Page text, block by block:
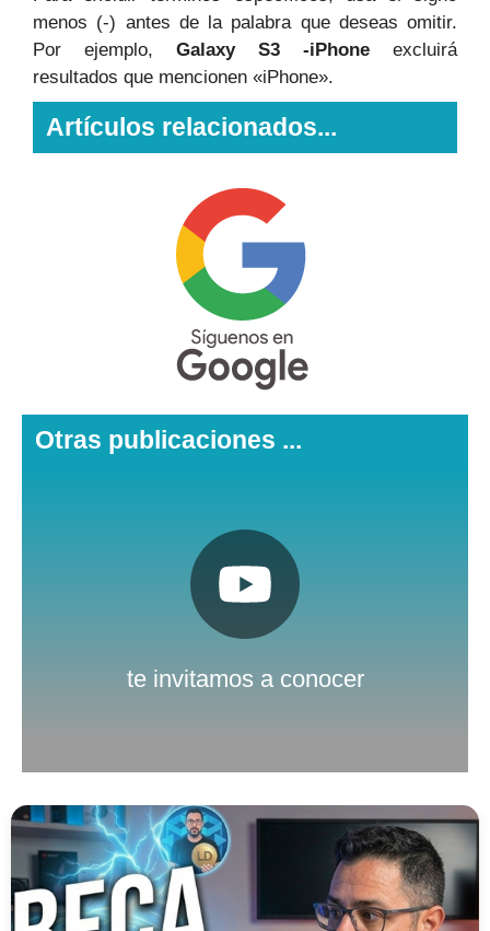
menos (-) antes de la palabra que deseas omitir.
Por ejemplo, Galaxy S3 -iPhone excluirá
resultados que mencionen «iPhone».
Artículos relacionados...
Otras publicaciones ...
te invitamos a conocer
Pulsa aquí